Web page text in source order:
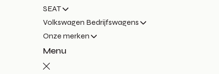
SEAT
Volkswagen Bedrijfswagens
Onze merken
Menu